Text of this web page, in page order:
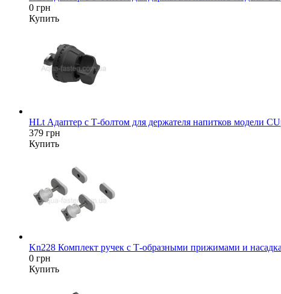
0 грн
Купить
HLt Адаптер c Т-болтом для держателя напитков модели
379 грн
Купить
Kn228 Комплект ручек с Т-образными прижимами и
0 грн
Купить